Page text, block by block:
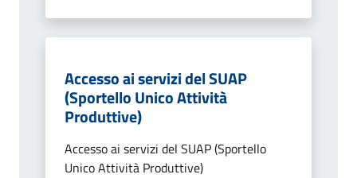
Accesso ai servizi del SUAP
(Sportello Unico Attività
Produttive)
Accesso ai servizi del SUAP (Sportello
Unico Attività Produttive)